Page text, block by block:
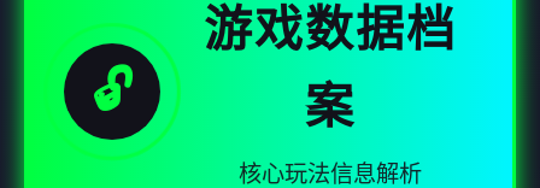
🔓
游戏数据档
案
核心玩法信息解析